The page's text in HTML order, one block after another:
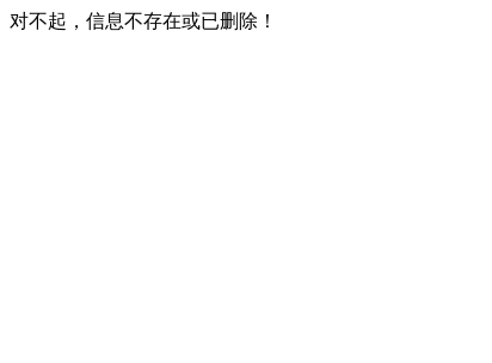
对不起，信息不存在或已删除！